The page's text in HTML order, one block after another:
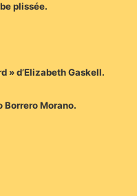
plissée.
» d’Elizabeth Gaskell.
Borrero Morano.